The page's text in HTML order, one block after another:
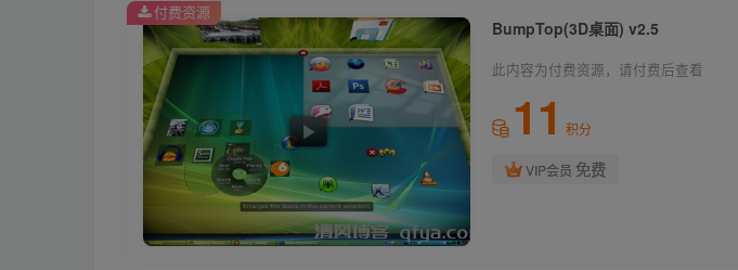
BumpTop(3D桌面) v2.5
此内容为付费资源，请付费后查看
11 积分
VIP会员 免费
付费资源